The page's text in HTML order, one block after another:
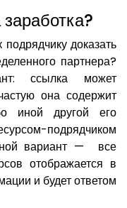
доказать
партнера?
ссылка может
она содержит
иной другой его
подрядчиком
вариант — все
отображается в
и будет ответом